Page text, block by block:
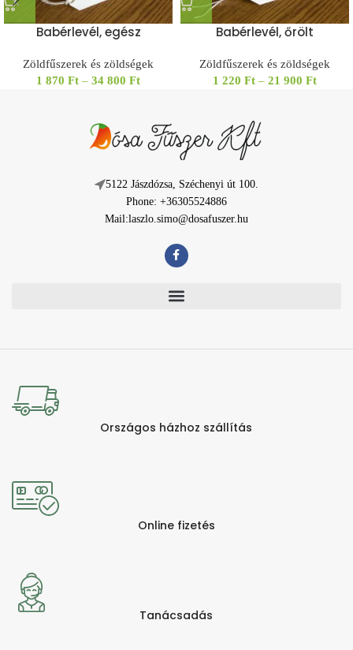
Babérlevél, egész
Zöldfűszerek és zöldségek
1 870 Ft – 34 800 Ft
Babérlevél, őrölt
Zöldfűszerek és zöldségek
1 220 Ft – 21 900 Ft
5122 Jászdózsa, Széchenyi út 100.
Phone: +36305524886
Mail:laszlo.simo@dosafuszer.hu
Országos házhoz szállítás
Online fizetés
Tanácsadás